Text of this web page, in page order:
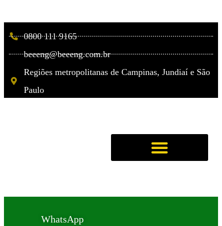
0800 111 9165
beeeng@beeeng.com.br
Regiões metropolitanas de Campinas, Jundiaí e São
Paulo
WhatsApp